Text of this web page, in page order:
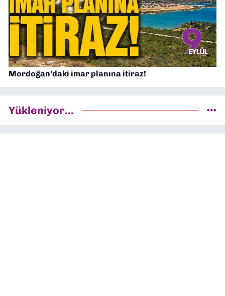
Mordoğan’daki imar planına itiraz!
Yükleniyor...